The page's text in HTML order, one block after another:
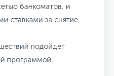
банкоматов, и
ставками за снятие
подойдет
программой